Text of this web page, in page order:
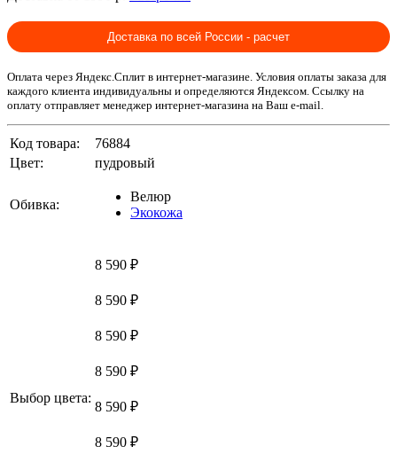
Доставка по всей России - расчет
Оплата через Яндекс.Сплит в интернет-магазине. Условия оплаты заказа для
каждого клиента индивидуальны и определяются Яндексом. Ссылку на
оплату отправляет менеджер интернет-магазина на Ваш e-mail.
Код товара:
76884
Цвет:
пудровый
Обивка:
Велюр
Экокожа
Выбор цвета:
8 590 ₽
8 590 ₽
8 590 ₽
8 590 ₽
8 590 ₽
8 590 ₽